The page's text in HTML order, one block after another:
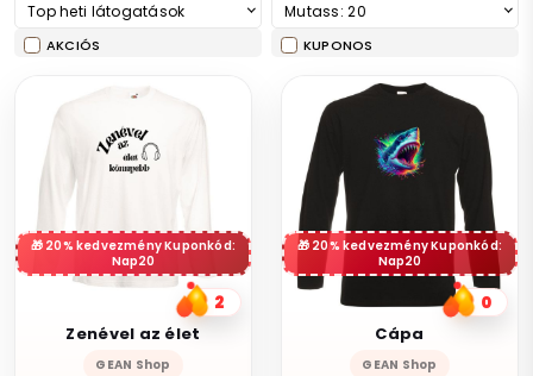
Top heti látogatások Mutass: 20
AKCIÓS KUPONOS
20% kedvezmény Kuponkód:
Nap20
2
Zenével az élet
GEAN Shop
20% kedvezmény Kuponkód:
Nap20
0
Cápa
GEAN Shop